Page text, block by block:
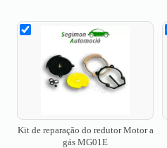
Kit de reparação do redutor Motor a
gás MG01E